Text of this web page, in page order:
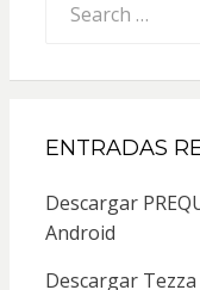
for:
ENTRADAS
Descargar
Android
Descargar